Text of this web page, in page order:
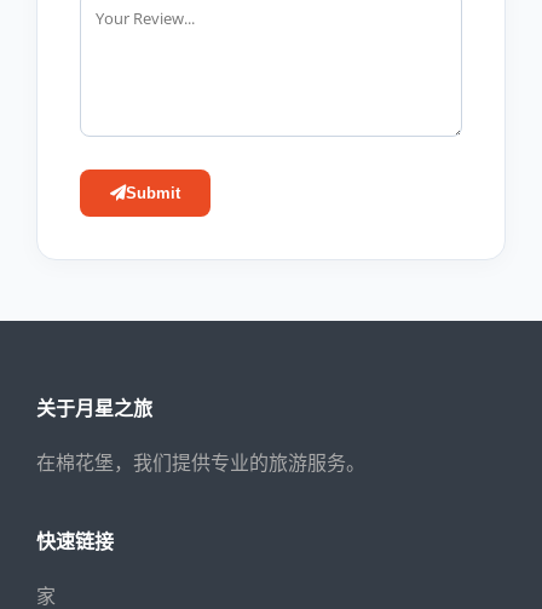
Submit
关于月星之旅
在棉花堡，我们提供专业的旅游服务。
快速链接
家